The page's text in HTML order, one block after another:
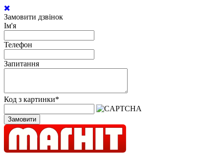
Замовити дзвінок
Ім'я
Телефон
Запитання
Код з картинки*
Замовити